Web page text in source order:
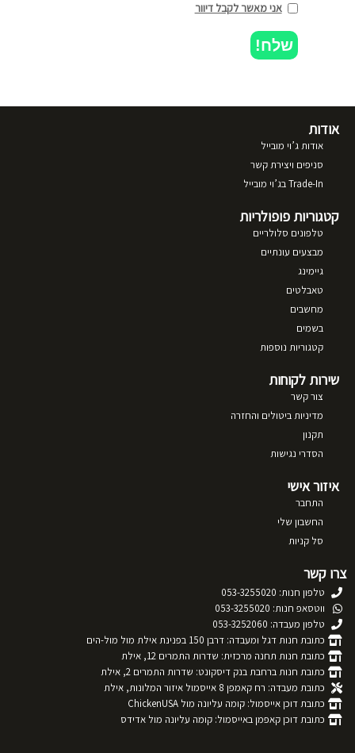
אני מאשר לקבל דיוור
שלח!
אודות
אודות ג’וי מובייל
סניפים ויצירת קשר
Trade-In בג’וי מובייל
קטגוריות פופולריות
טלפונים סלולריים
מבצעים עונתיים
גיימינג
טאבלטים
מחשבים
בשמים
קטגוריות נוספות
שירות לקוחות
צור קשר
מדיניות ביטולים והחזרה
תקנון
הסדרי נגישות
איזור אישי
התחבר
החשבון שלי
סל קניות
צרו קשר
טלפון חנות: 053-3255020
ווטסאפ חנות: 053-3255020
טלפון מעבדה: 053-3252060
כתובת חנות דגל ומעבדה: דרבן 150 בפנינת אילת מול מול-הים
כתובת חנות תחנה מרכזית: שדרות התמרים 12, אילת
כתובת חנות ברחבת בנק דיסקונט: שדרות התמרים 2, אילת
כתובת מעבדה: רח קאמפן 8 אייסמול איזור המלונות, אילת
כתובת דוכן אייסמול: קומה עליונה מול ChickenUSA
כתובת דוכן קאפמן באייסמול: קומה עליונה מול אדידס